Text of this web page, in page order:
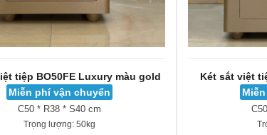
tiệp BO50FE Luxury màu gold
Miễn phí vận chuyển
C50 * R38 * S40 cm
Trọng lượng:50kg
Két sắt việt